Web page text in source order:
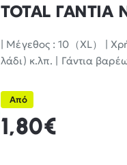
TOTAL ΓΑΝΤΙΑ
| Μέγεθος : 10（XL） |
λάδι) κ.λπ. | Γάντια
Από
1,80€